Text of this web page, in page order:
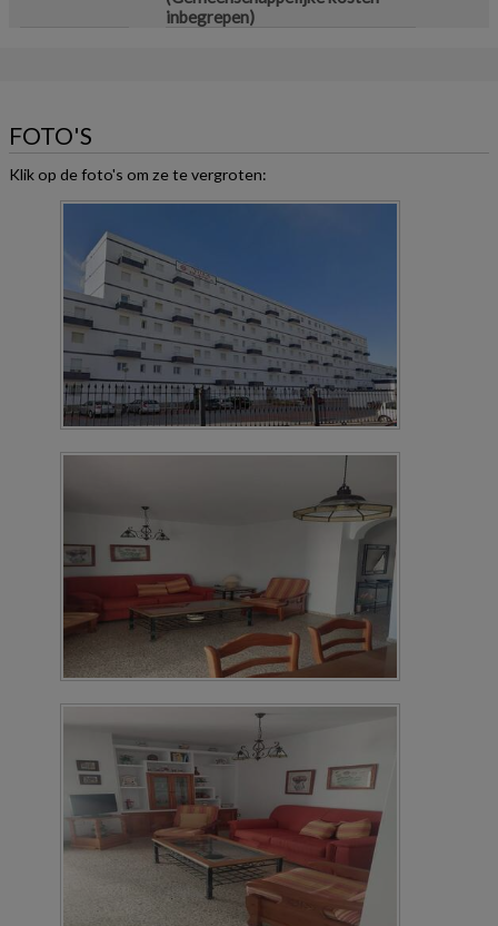
inbegrepen)
FOTO'S
Klik op de foto's om ze te vergroten: